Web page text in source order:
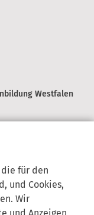
Westfalen
die für den
und Cookies,
Wir